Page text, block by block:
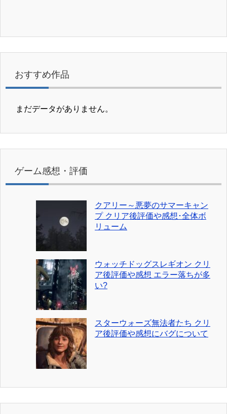
おすすめ作品
まだデータがありません。
ゲーム感想・評価
クアリー～悪夢のサマーキャン
プ クリア後評価や感想･全体ボ
リューム
ウォッチドッグスレギオン クリ
ア後評価や感想 エラー落ちが多
い?
スターウォーズ無法者たち クリ
ア後評価や感想にバグについて